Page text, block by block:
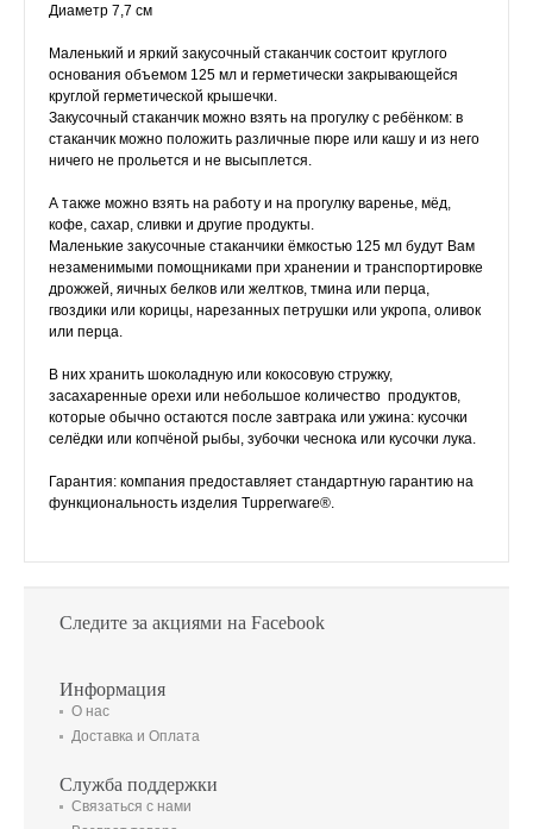
Диаметр 7,7 см
Маленький и яркий закусочный стаканчик состоит круглого
основания объемом 125 мл и герметически закрывающейся
круглой герметической крышечки.
Закусочный стаканчик можно взять на прогулку с ребёнком: в
стаканчик можно положить различные пюре или кашу и из него
ничего не прольется и не высыплется.
А также можно взять на работу и на прогулку варенье, мёд,
кофе, сахар, сливки и другие продукты.
Маленькие закусочные стаканчики ёмкостью 125 мл будут Вам
незаменимыми помощниками при хранении и транспортировке
дрожжей, яичных белков или желтков, тмина или перца,
гвоздики или корицы, нарезанных петрушки или укропа, оливок
или перца.
В них хранить шоколадную или кокосовую стружку,
засахаренные орехи или небольшое количество продуктов,
которые обычно остаются после завтрака или ужина: кусочки
селёдки или копчёной рыбы, зубочки чеснока или кусочки лука.
Гарантия: компания предоставляет стандартную гарантию на
функциональность изделия Tupperware®.
Следите за акциями на Facebook
Информация
О нас
Доставка и Оплата
Служба поддержки
Связаться с нами